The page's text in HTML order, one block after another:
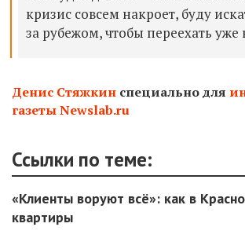
кризис совсем накроет, буду
за рубежом, чтобы переехать уже
Денис Стяжкин специально для
газеты Newslab.ru
Ссылки по теме:
«Клиенты воруют всё»: как в
квартиры